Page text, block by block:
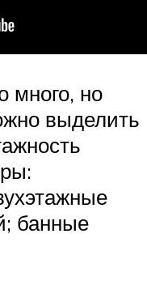
много, но
выделить
банные